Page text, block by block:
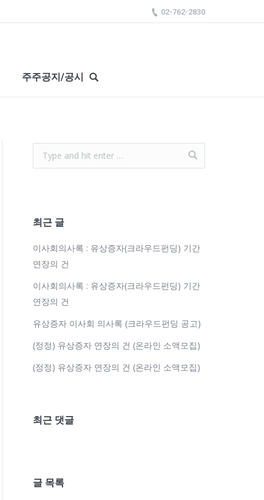
02-762-2830
주주공지/공시
최근 글
이사회의사록 : 유상증자(크라우드펀딩) 기간
연장의 건
이사회의사록 : 유상증자(크라우드펀딩) 기간
연장의 건
유상증자 이사회 의사록 (크라우드펀딩 공고)
(정정) 유상증자 연장의 건 (온라인 소액모집)
(정정) 유상증자 연장의 건 (온라인 소액모집)
최근 댓글
글 목록